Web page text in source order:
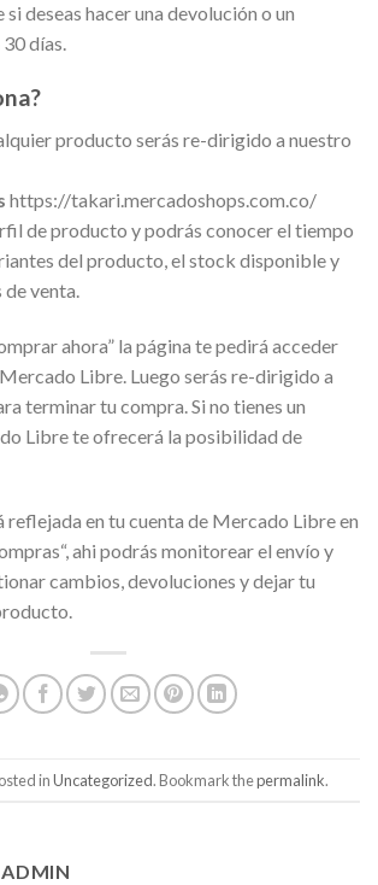
deseas hacer una devolución o un
días.
producto serás re-dirigido a nuestro
https://takari.mercadoshops.com.co/
de producto y podrás conocer el tiempo
del producto, el stock disponible y
venta.
ahora” la página te pedirá acceder
Libre. Luego serás re-dirigido a
terminar tu compra. Si no tienes un
Libre te ofrecerá la posibilidad de
reflejada en tu cuenta de Mercado Libre en
ahi podrás monitorear el envío y
cambios, devoluciones y dejar tu
inUncategorized. Bookmark thepermalink.
ADMIN